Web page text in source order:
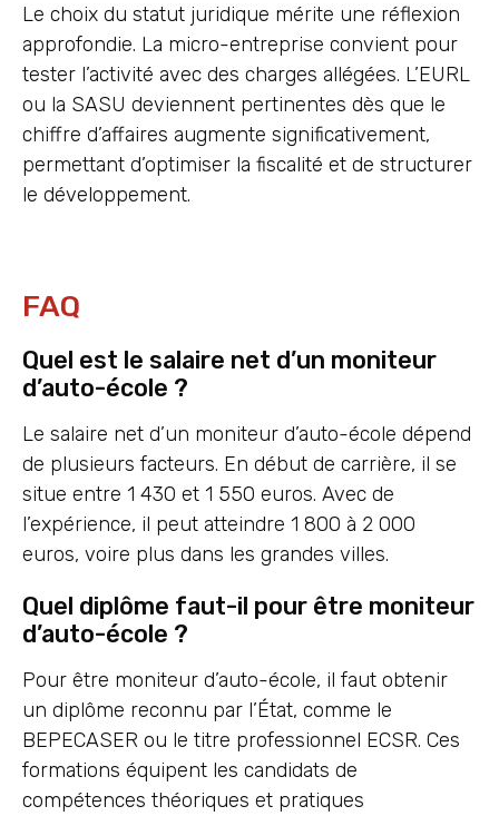
Le choix du statut juridique mérite une réflexion
approfondie. La micro-entreprise convient pour
tester l’activité avec des charges allégées. L’EURL
ou la SASU deviennent pertinentes dès que le
chiffre d’affaires augmente significativement,
permettant d’optimiser la fiscalité et de structurer
le développement.
FAQ
Quel est le salaire net d’un moniteur
d’auto-école ?
Le salaire net d’un moniteur d’auto-école dépend
de plusieurs facteurs. En début de carrière, il se
situe entre 1 430 et 1 550 euros. Avec de
l’expérience, il peut atteindre 1 800 à 2 000
euros, voire plus dans les grandes villes.
Quel diplôme faut-il pour être moniteur
d’auto-école ?
Pour être moniteur d’auto-école, il faut obtenir
un diplôme reconnu par l’État, comme le
BEPECASER ou le titre professionnel ECSR. Ces
formations équipent les candidats de
compétences théoriques et pratiques